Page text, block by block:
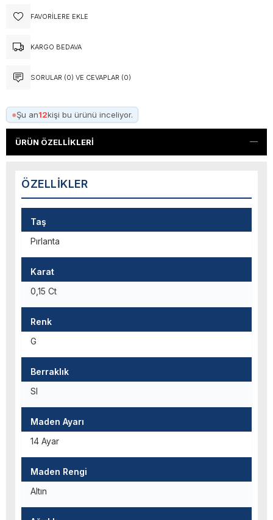
FAVORILERE EKLE
KARGO BEDAVA
SORULAR (0) VE CEVAPLAR (0)
●Şu an12kişi bu ürünü inceliyor.
ÜRÜN ÖZELLIKLERI
ÖZELLIKLER
Taş
Pırlanta
Karat
0,15 Ct
Renk
G
Berraklık
SI
Maden Ayarı
14 Ayar
Maden Rengi
Altın